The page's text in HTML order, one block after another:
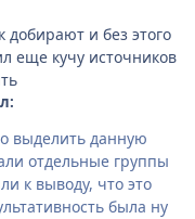
добирают и без этого
еще кучу источников
выделить данную
отдельные группы
к выводу, что это
была ну